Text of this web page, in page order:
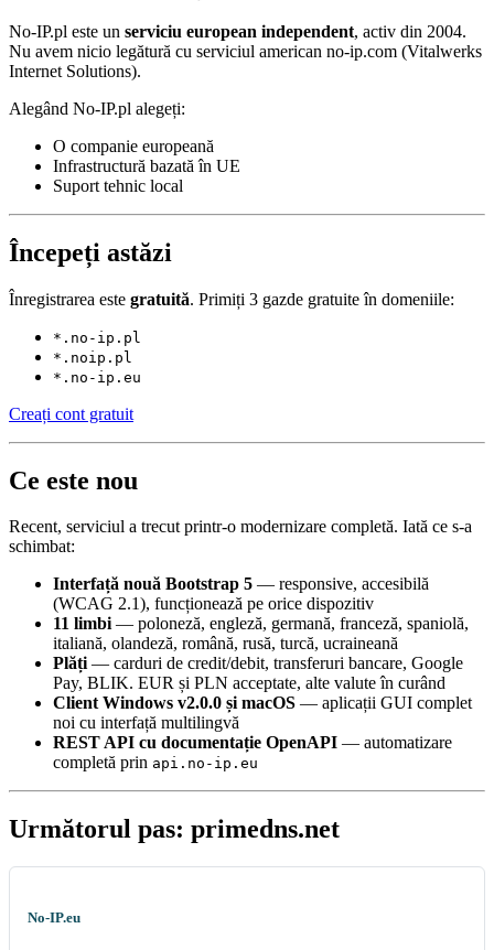
No-IP.pl este un serviciu european independent, activ din 2004.
Nu avem nicio legătură cu serviciul american no-ip.com (Vitalwerks
Internet Solutions).
Alegând No-IP.pl alegeți:
O companie europeană
Infrastructură bazată în UE
Suport tehnic local
Începeți astăzi
Înregistrarea este gratuită. Primiți 3 gazde gratuite în domeniile:
*.no-ip.pl
*.noip.pl
*.no-ip.eu
Creați cont gratuit
Ce este nou
Recent, serviciul a trecut printr-o modernizare completă. Iată ce s-a
schimbat:
Interfață nouă Bootstrap 5 — responsive, accesibilă
(WCAG 2.1), funcționează pe orice dispozitiv
11 limbi— poloneză, engleză, germană, franceză, spaniolă,
italiană, olandeză, română, rusă, turcă, ucraineană
Plăți— carduri de credit/debit, transferuri bancare, Google
Pay, BLIK. EUR și PLN acceptate, alte valute în curând
Client Windows v2.0.0 și macOS — aplicații GUI complet
noi cu interfață multilingvă
REST API cu documentație OpenAPI — automatizare
completă prin api.no-ip.eu
Următorul pas: primedns.net
No-IP.eu